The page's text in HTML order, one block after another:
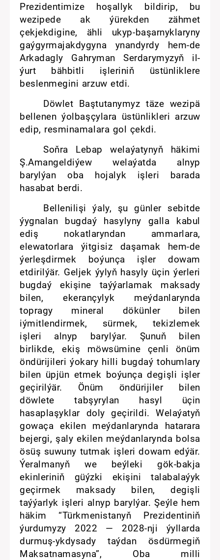
Prezidentimize hoşallyk bildirip, bu
wezipede ak ýürekden zähmet
çekjekdigine, ähli ukyp-başarnyklaryny
gaýgyrmajakdygyna ynandyrdy hem-de
Arkadagly Gahryman Serdarymyzyň il-
ýurt bähbitli işleriniň üstünliklere
beslenmegini arzuw etdi.
Döwlet Baştutanymyz täze wezipä
bellenen ýolbaşçylara üstünlikleri arzuw
edip, resminamalara gol çekdi.
Soňra Lebap welaýatynyň häkimi
Ş.Amangeldiýew welaýatda alnyp
barylýan oba hojalyk işleri barada
hasabat berdi.
Bellenilişi ýaly, şu günler sebitde
ýygnalan bugdaý hasylyny galla kabul
ediş nokatlaryndan ammarlara,
elewatorlara ýitgisiz daşamak hem-de
ýerleşdirmek boýunça işler dowam
etdirilýär. Geljek ýylyň hasyly üçin ýerleri
bugdaý ekişine taýýarlamak maksady
bilen, ekerançylyk meýdanlarynda
topragy mineral dökünler bilen
iýmitlendirmek, sürmek, tekizlemek
işleri alnyp barylýar. Şunuň bilen
birlikde, ekiş möwsümine çenli önüm
öndürijileri ýokary hilli bugdaý tohumlary
bilen üpjün etmek boýunça degişli işler
geçirilýär. Önüm öndürijiler bilen
döwlete tabşyrylan hasyl üçin
hasaplaşyklar doly geçirildi. Welaýatyň
gowaça ekilen meýdanlarynda hatarara
bejergi, şaly ekilen meýdanlarynda bolsa
ösüş suwuny tutmak işleri dowam edýär.
Ýeralmanyň we beýleki gök-bakja
ekinleriniň güýzki ekişini talabalaýyk
geçirmek maksady bilen, degişli
taýýarlyk işleri alnyp barylýar. Şeýle hem
häkim “Türkmenistanyň Prezidentiniň
ýurdumyzy 2022 — 2028-nji ýyllarda
durmuş-ykdysady taýdan ösdürmegiň
Maksatnamasyna”, Oba milli